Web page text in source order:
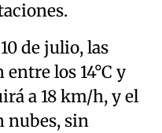
de julio, las
los 14°C y
a 18 km/h, y el
nubes, sin